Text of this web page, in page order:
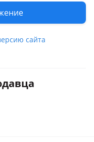
сайта